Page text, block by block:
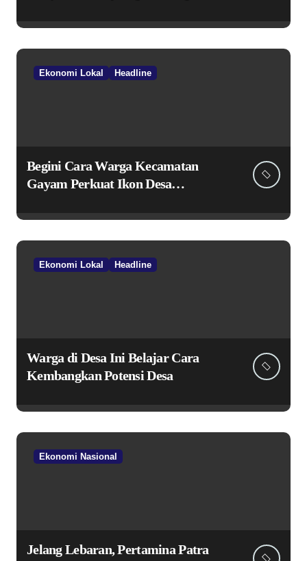
Ekonomi Lokal Headline
Begini Cara Warga Kecamatan
Gayam Perkuat Ikon Desa
TPID
Ekonomi Lokal Headline
Warga di Desa Ini Belajar Cara
Kembangkan Potensi Desa
Ekonomi Nasional
Jelang Lebaran, Pertamina Patra